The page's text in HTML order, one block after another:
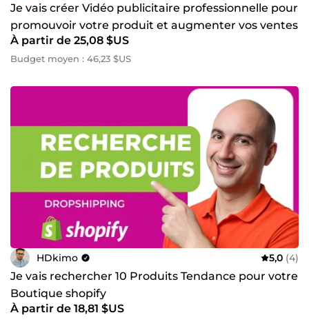
Je vais créer Vidéo publicitaire professionnelle pour
promouvoir votre produit et augmenter vos ventes
À partir de 25,08 $US
Budget moyen : 46,23 $US
HDkimo 5,0 (4)
Je vais rechercher 10 Produits Tendance pour votre
Boutique shopify
À partir de 18,81 $US